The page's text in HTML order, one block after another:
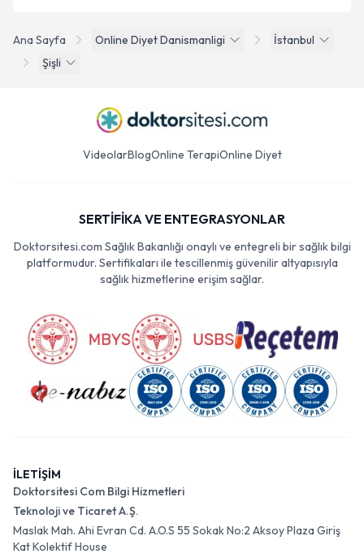
Ana Sayfa Online Diyet Danismanligi
İstanbul
Şişli
VideolarBlogOnline TerapiOnline Diyet
SERTİFİKA VE ENTEGRASYONLAR
Doktorsitesi.com Sağlık Bakanlığı onaylı ve entegreli bir sağlık bilgi
platformudur. Sertifikaları ile tescillenmiş güvenilir altyapısıyla
sağlık hizmetlerine erişim sağlar.
İLETİŞİM
Doktorsitesi Com Bilgi Hizmetleri
Teknoloji ve Ticaret A.Ş.
Maslak Mah. Ahi Evran Cd. A.O.S 55 Sokak No:2 Aksoy Plaza Giriş
Kat Kolektif House